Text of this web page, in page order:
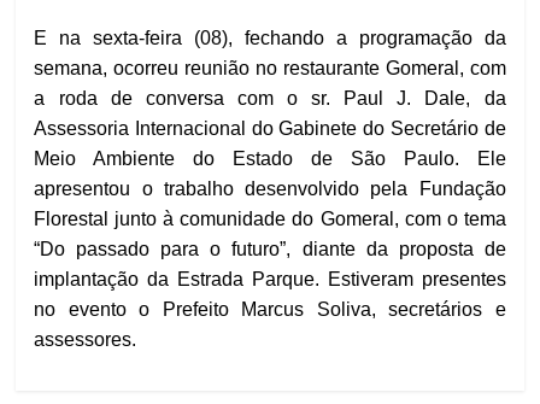
E na sexta-feira (08), fechando a programação da
semana, ocorreu reunião no restaurante Gomeral, com
a roda de conversa com o sr. Paul J. Dale, da
Assessoria Internacional do Gabinete do Secretário de
Meio Ambiente do Estado de São Paulo. Ele
apresentou o trabalho desenvolvido pela Fundação
Florestal junto à comunidade do Gomeral, com o tema
“Do passado para o futuro”, diante da proposta de
implantação da Estrada Parque. Estiveram presentes
no evento o Prefeito Marcus Soliva, secretários e
assessores.